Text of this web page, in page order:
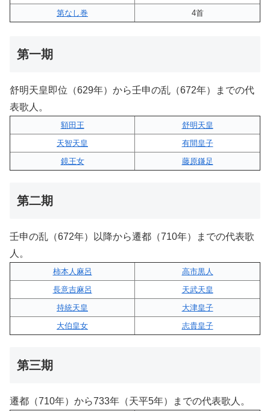
第なし巻
4首
第一期
舒明天皇即位（629年）から壬申の乱（672年）までの代
表歌人。
額田王
舒明天皇
天智天皇
有間皇子
鏡王女
藤原鎌足
第二期
壬申の乱（672年）以降から遷都（710年）までの代表歌
人。
柿本人麻呂
高市黒人
長意吉麻呂
天武天皇
持統天皇
大津皇子
大伯皇女
志貴皇子
第三期
遷都（710年）から733年（天平5年）までの代表歌人。